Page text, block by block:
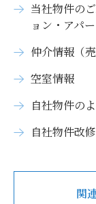
当社物件の
ョン・アパー
仲介情報（
空室情報
自社物件の
自社物件改
関